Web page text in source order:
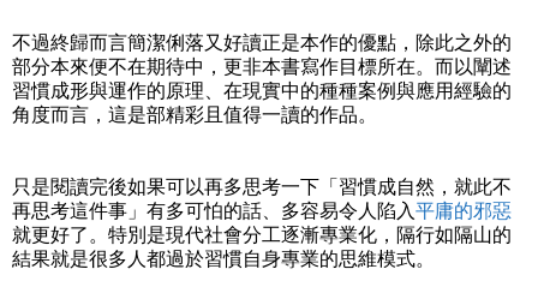
不過終歸而言簡潔俐落又好讀正是本作的優點，除此之外的
部分本來便不在期待中，更非本書寫作目標所在。而以闡述
習慣成形與運作的原理、在現實中的種種案例與應用經驗的
角度而言，這是部精彩且值得一讀的作品。
只是閱讀完後如果可以再多思考一下「習慣成自然，就此不
再思考這件事」有多可怕的話、多容易令人陷入平庸的邪惡
就更好了。特別是現代社會分工逐漸專業化，隔行如隔山的
結果就是很多人都過於習慣自身專業的思維模式。